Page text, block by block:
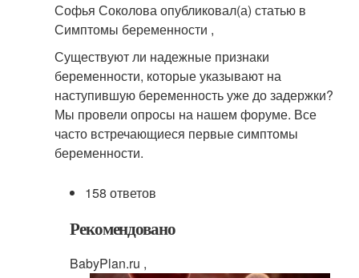
Софья Соколова опубликовал(а) статью в
Симптомы беременности ,
Существуют ли надежные признаки
беременности, которые указывают на
наступившую беременность уже до задержки?
Мы провели опросы на нашем форуме. Все
часто встречающиеся первые симптомы
беременности.
158 ответов
Рекомендовано
BabyPlan.ru ,